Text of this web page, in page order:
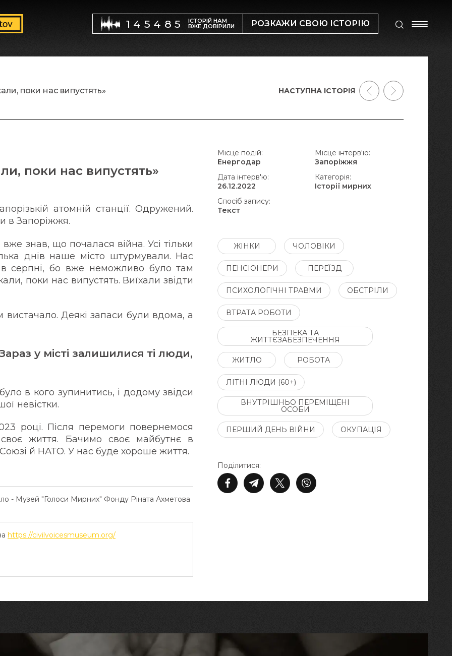
145485 ІСТОРІЙ НАМ
ВЖЕ ДОВІРИЛИ РОЗКАЖИ СВОЮ ІСТОРІЮ
поки нас випустять»
атомній станції. Одружений.
в Запоріжжя.
знав, що почалася війна. Усі тільки
днів наше місто штурмували. Нас
серпні, бо вже неможливо було там
поки нас випустять. Виїхали звідти
вистачало. Деякі запаси були вдома, а
у місті залишилися ті люди,
в кого зупинитись, і додому звідси
невістки.
році. Після перемоги повернемося
життя. Бачимо своє майбутнє в
й НАТО. У нас буде хороше життя.
- Музей "Голоси Мирних" Фонду Ріната Ахметова
https://civilvoicesmuseum.org/
поки нас випустять»
Поділитися:
Місце подій:
Енергодар
Місце інтерв'ю:
Запоріжжя
Дата інтерв'ю:
26.12.2022
Категорія:
Історії мирних
Спосіб запису:
Текст
ЖІНКИ ЧОЛОВІКИ
ПЕНСІОНЕРИ ПЕРЕЇЗД
ПСИХОЛОГІЧНІ ТРАВМИ ОБСТРІЛИ
ВТРАТА РОБОТИ
БЕЗПЕКА ТА
ЖИТТЄЗАБЕЗПЕЧЕННЯ
ЖИТЛО РОБОТА
ЛІТНІ ЛЮДИ (60+)
ВНУТРІШНЬО ПЕРЕМІЩЕНІ
ОСОБИ
ПЕРШИЙ ДЕНЬ ВІЙНИ ОКУПАЦІЯ
НАСТУПНА ІСТОРІЯ